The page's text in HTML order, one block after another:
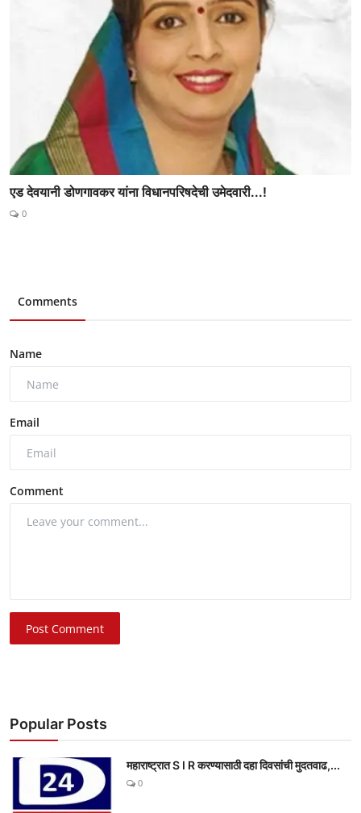
एड देवयानी डोणगावकर यांना विधानपरिषदेची उमेदवारी...!
0
Comments
Name
Email
Comment
Post Comment
Popular Posts
महाराष्ट्रात S I R करण्यासाठी दहा दिवसांची मुदतवाढ,...
0